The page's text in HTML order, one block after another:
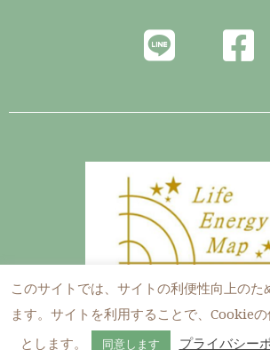
L
i
F
a
b
o
o
k
-
Copyright © 2026 Tellus
このサイトでは、サイトの利便性向上の
ます。サイトを利用することで、Cookie
とします。
同意します プライバシー